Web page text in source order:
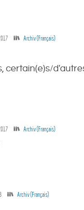
Archiv (Français)
certain(e)s/
Archiv (Français)
Archiv (Français)